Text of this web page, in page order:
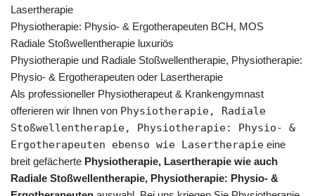
Lasertherapie
Physiotherapie: Physio- & Ergotherapeuten BCH, MOS
Radiale Stoßwellentherapie luxuriös
Physiotherapie und Radiale Stoßwellentherapie, Physiotherapie:
Physio- & Ergotherapeuten oder Lasertherapie
Als professioneller Physiotherapeut & Krankengymnast
offerieren wir Ihnen von Physiotherapie, Radiale
Stoßwellentherapie, Physiotherapie: Physio- &
Ergotherapeuten ebenso wie Lasertherapie eine
breit gefächerte Physiotherapie, Lasertherapie wie auch
Radiale Stoßwellentherapie, Physiotherapie: Physio- &